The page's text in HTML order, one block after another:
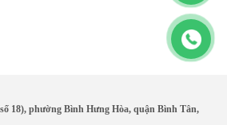
18), phường Bình Hưng Hòa, quận Bình Tân,